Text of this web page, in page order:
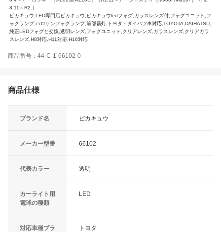
8.11～R2.）
ピカキュウ,LED専門店ピカキュウ,ピカキュウledフォグ,ガラスレンズ付,フォグユニット,フ
ォグランプ,ハロゲンフォグランプ,前部霧灯,トヨタ・ダイハツ車対応,TOYOTA,DAIHATSU,
純正LEDフォグと交換,透明レンズ,フォグユニット,クリアレンズ,ガラスレンズ,クリアガラ
スレンズ,H8対応,H11対応,H16対応
商品番号：44-C-1-66102-0
商品仕様
ブランド名 ピカキュウ
メーカー型番 66102
代表カラー 透明
カーライト用
電球の種類
LED
対応車種ブラ
トヨタ